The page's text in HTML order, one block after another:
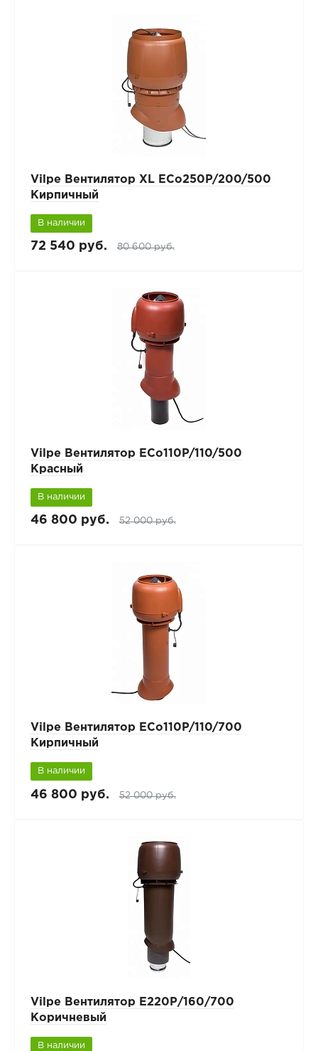
Vilpe Вентилятор XL ECo250P/200/500
Кирпичный
В наличии
72 540 руб. 80 600 руб.
Vilpe Вентилятор ECo110P/110/500
Красный
В наличии
46 800 руб. 52 000 руб.
Vilpe Вентилятор ECo110P/110/700
Кирпичный
В наличии
46 800 руб. 52 000 руб.
Vilpe Вентилятор Е220Р/160/700
Коричневый
В наличии